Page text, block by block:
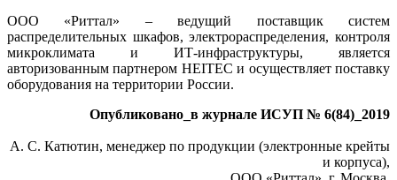
ООО «Риттал» – ведущий поставщик систем
распределительных шкафов, электрораспределения, контроля
микроклимата и ИТ-инфраструктуры, является
авторизованным партнером HEITEC и осуществляет поставку
оборудования на территории России.
Опубликовано_в журнале ИСУП № 6(84)_2019
А. C. Катютин, менеджер по продукции (электронные крейты
и корпуса),